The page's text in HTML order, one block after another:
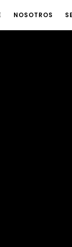
NOSOTROS